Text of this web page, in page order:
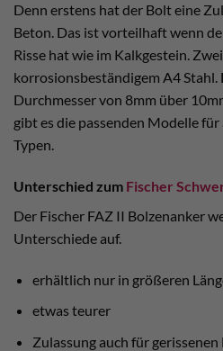
Denn erstens hat der Bolt eine
Beton. Das ist vorteilhaft wenn
Risse hat wie im Kalkgestein.
korrosionsbeständigem A4
Durchmesser von 8mm über
gibt es die passenden Modelle
Typen.
Unterschied zum Fischer
Der Fischer FAZ II Bolzenanker
Unterschiede auf.
erhältlich nur in größeren
etwas teurer
Zulassung auch für gerissenen